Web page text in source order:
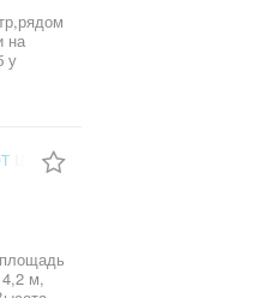
на
у
города
м,